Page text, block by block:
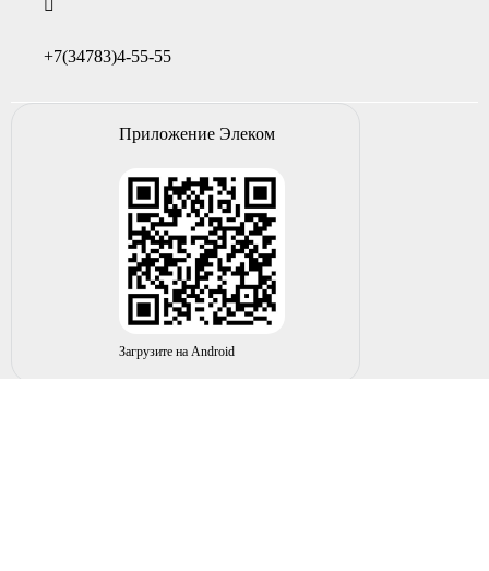
+7(34783)4-55-55
Приложение Элеком
Загрузите на Android